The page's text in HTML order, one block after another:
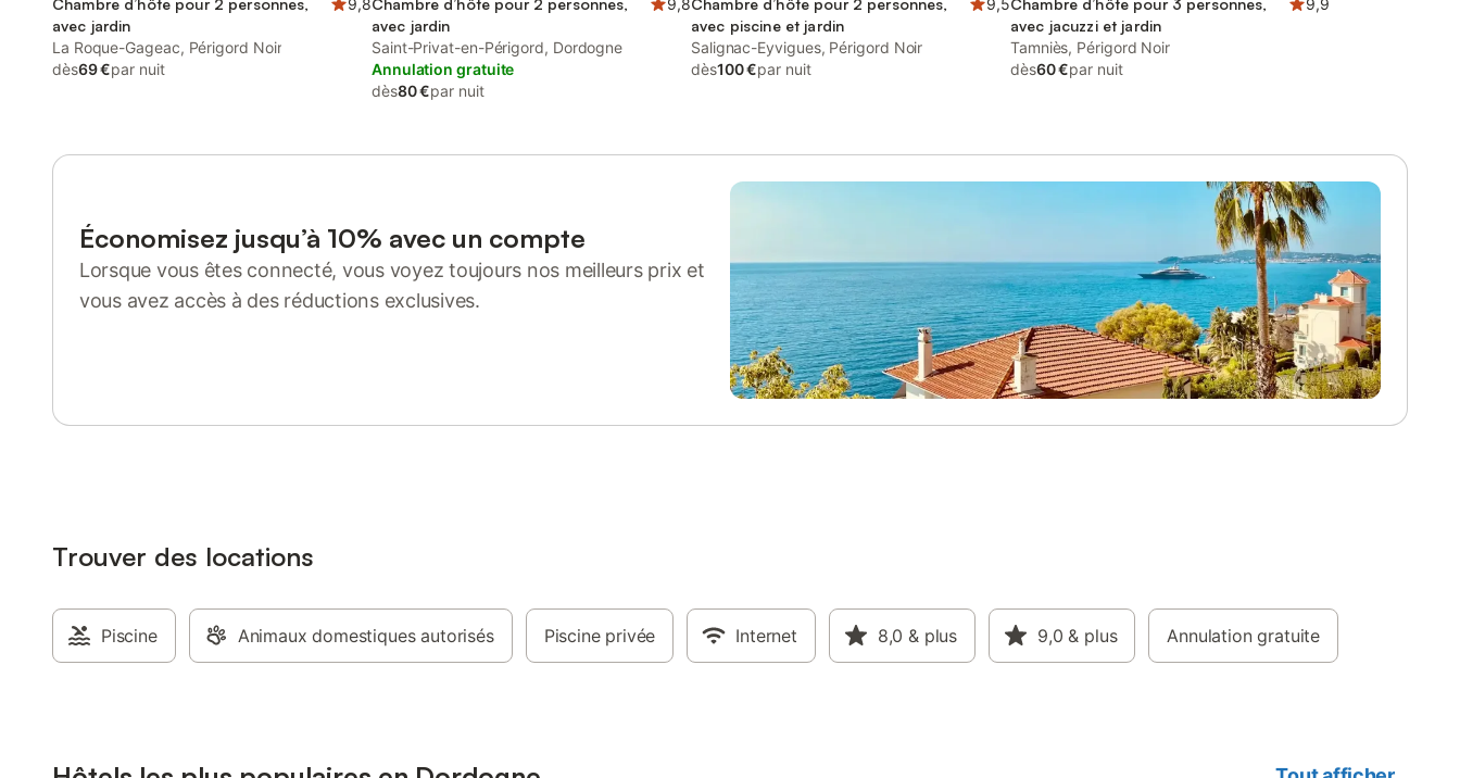
Chambre d’hôte pour 2 personnes,
avec jardin
9,8
La Roque-Gageac, Périgord Noir
dès69 €par nuit
Chambre d’hôte pour 2 personnes,
avec jardin
9,8
Saint-Privat-en-Périgord, Dordogne
Annulation gratuite
dès80 €par nuit
Chambre d’hôte pour 2 personnes,
avec piscine et jardin
9,5
Salignac-Eyvigues, Périgord Noir
dès100 €par nuit
Chambre d’hôte pour 3 personnes,
avec jacuzzi et jardin
9,9
Tamniès, Périgord Noir
dès60 €par nuit
Économisez jusqu’à 10% avec un compte
Lorsque vous êtes connecté, vous voyez toujours nos meilleurs prix et
vous avez accès à des réductions exclusives.
Trouver des locations
Piscine Animaux domestiques autorisés Piscine privée Internet 8,0 & plus 9,0 & plus Annulation gratuite